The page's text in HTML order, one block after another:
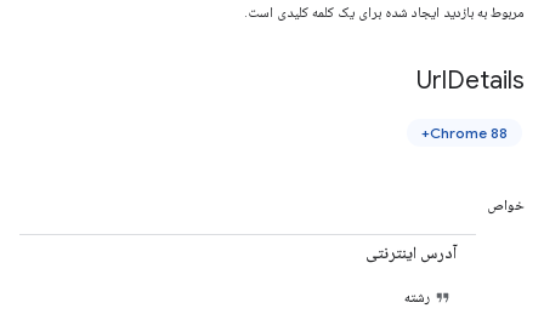
مربوط به بازدید ایجاد شده برای یک کلمه کلیدی است.
UrlDetails
Chrome 88+
خواص
آدرس اینترنتی
رشته